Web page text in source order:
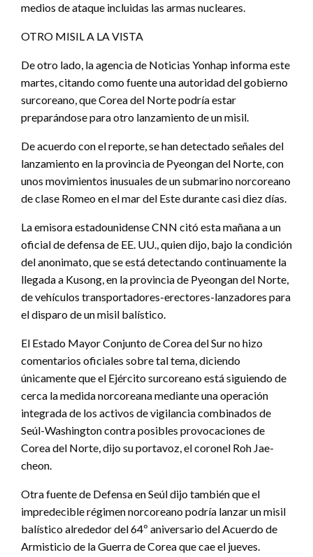
medios de ataque incluidas las armas nucleares.
OTRO MISIL A LA VISTA
De otro lado, la agencia de Noticias Yonhap informa este
martes, citando como fuente una autoridad del gobierno
surcoreano, que Corea del Norte podría estar
preparándose para otro lanzamiento de un misil.
De acuerdo con el reporte, se han detectado señales del
lanzamiento en la provincia de Pyeongan del Norte, con
unos movimientos inusuales de un submarino norcoreano
de clase Romeo en el mar del Este durante casi diez días.
La emisora estadounidense CNN citó esta mañana a un
oficial de defensa de EE. UU., quien dijo, bajo la condición
del anonimato, que se está detectando continuamente la
llegada a Kusong, en la provincia de Pyeongan del Norte,
de vehículos transportadores-erectores-lanzadores para
el disparo de un misil balístico.
El Estado Mayor Conjunto de Corea del Sur no hizo
comentarios oficiales sobre tal tema, diciendo
únicamente que el Ejército surcoreano está siguiendo de
cerca la medida norcoreana mediante una operación
integrada de los activos de vigilancia combinados de
Seúl-Washington contra posibles provocaciones de
Corea del Norte, dijo su portavoz, el coronel Roh Jae-
cheon.
Otra fuente de Defensa en Seúl dijo también que el
impredecible régimen norcoreano podría lanzar un misil
balístico alrededor del 64º aniversario del Acuerdo de
Armisticio de la Guerra de Corea que cae el jueves.